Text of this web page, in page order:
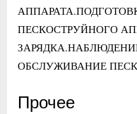
ПЕСКОСТРУЙНОГО
ОБСЛУЖИВАНИЕ
Прочее